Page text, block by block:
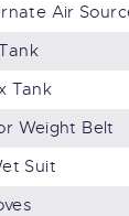
Air
Tank
Weight Belt
Suit